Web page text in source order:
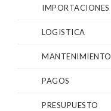
IMPORTACIONES
LOGISTICA
MANTENIMIENTO
PAGOS
PRESUPUESTO